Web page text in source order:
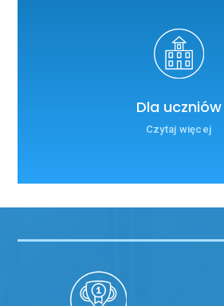
Dla uczniów
Czytaj więcej